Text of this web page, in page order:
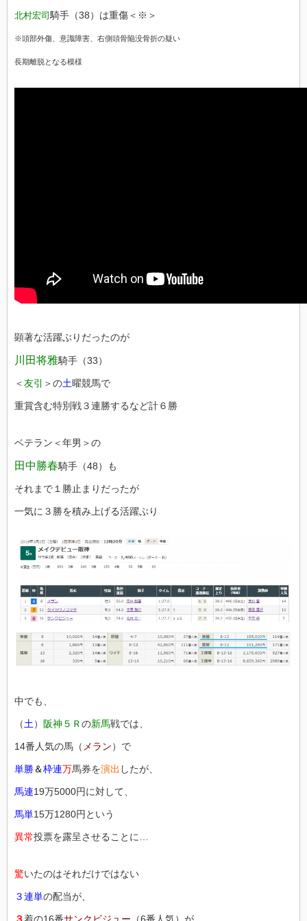
北村宏司騎手（38）は重傷＜※＞
※頭部外傷、意識障害、右側頭骨陥没骨折の疑い
長期離脱となる模様
顕著な活躍ぶりだったのが
川田将雅騎手（33）
＜友引 ＞の土曜競馬で
重賞含む特別戦３連勝するなど計６勝
ベテラン＜年男＞の
田中勝春騎手（48）も
それまで１勝止まりだったが
一気に３勝を積み上げる活躍ぶり
中でも、
（土） 阪神５Ｒの新馬戦では、
14番人気の馬（ メラン）で
単勝＆枠連万馬券を演出 したが、
馬連19万5000円に対して、
馬単15万1280円という
異常投票を露呈させることに…
驚いたのはそれだけではない
３連単の配当が、